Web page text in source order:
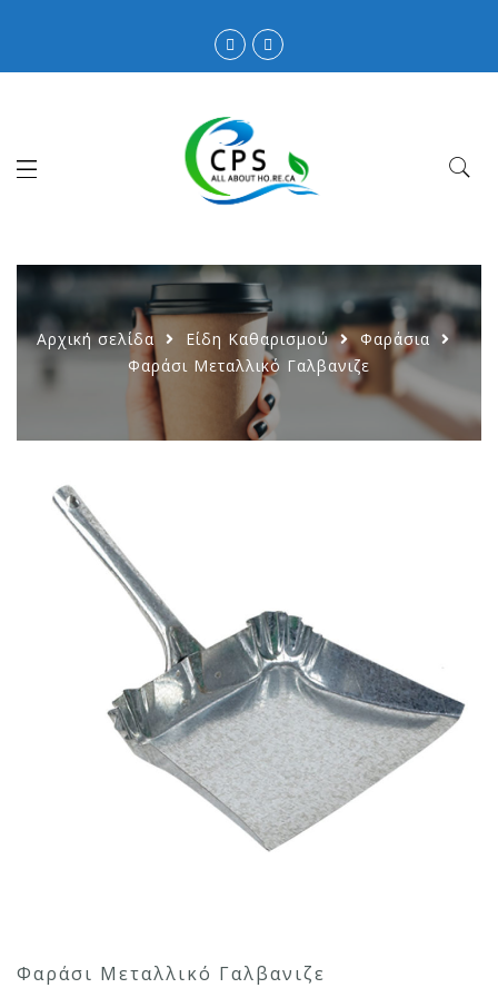
Αρχική σελίδα Είδη Καθαρισμού
Φαράσια
Φαράσι Μεταλλικό Γαλβανιζε
Φαράσι Μεταλλικό Γαλβανιζε